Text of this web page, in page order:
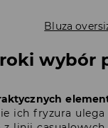
Bluza
wybór
ich fryzura